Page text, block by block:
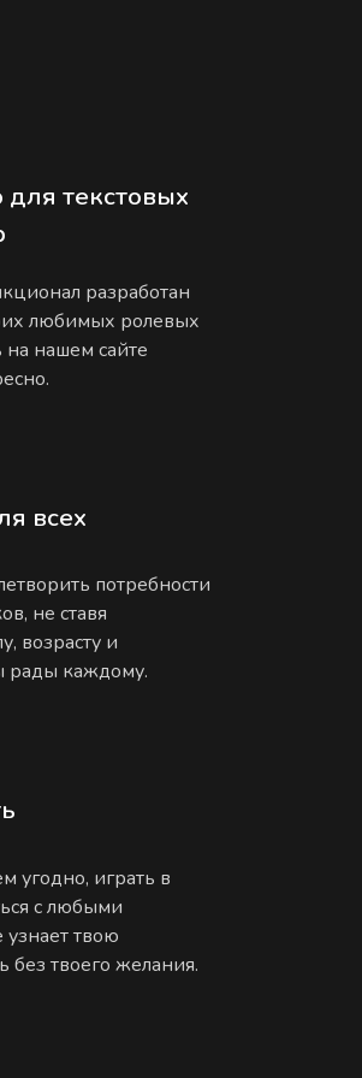
текстовых
разработан
любимых ролевых
на нашем сайте
всех
потребности
не ставя
возрасту и
рады каждому.
угодно, играть в
с любыми
твою
без твоего желания.